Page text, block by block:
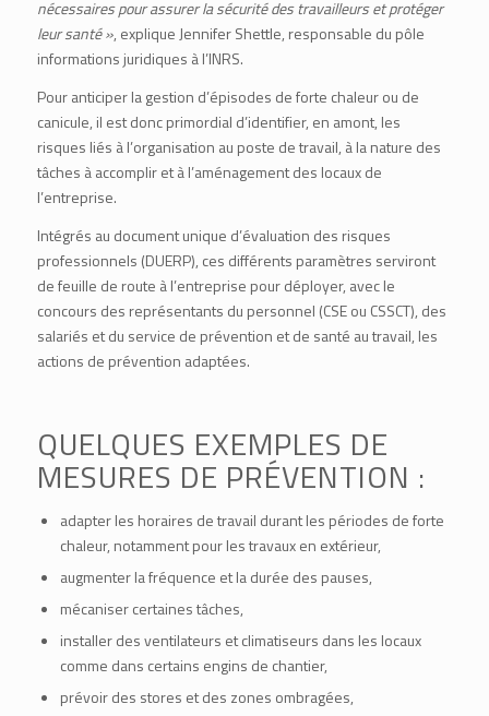
nécessaires pour assurer la sécurité des travailleurs et protéger
leur santé », explique Jennifer Shettle, responsable du pôle
informations juridiques à l’INRS.
Pour anticiper la gestion d’épisodes de forte chaleur ou de
canicule, il est donc primordial d’identifier, en amont, les
risques liés à l’organisation au poste de travail, à la nature des
tâches à accomplir et à l’aménagement des locaux de
l’entreprise.
Intégrés au document unique d’évaluation des risques
professionnels (DUERP), ces différents paramètres serviront
de feuille de route à l’entreprise pour déployer, avec le
concours des représentants du personnel (CSE ou CSSCT), des
salariés et du service de prévention et de santé au travail, les
actions de prévention adaptées.
QUELQUES EXEMPLES DE
MESURES DE PRÉVENTION :
adapter les horaires de travail durant les périodes de forte
chaleur, notamment pour les travaux en extérieur,
augmenter la fréquence et la durée des pauses,
mécaniser certaines tâches,
installer des ventilateurs et climatiseurs dans les locaux
comme dans certains engins de chantier,
prévoir des stores et des zones ombragées,